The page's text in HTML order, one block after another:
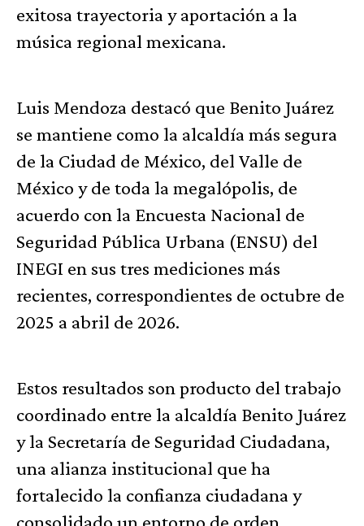
exitosa trayectoria y aportación a la
música regional mexicana.
Luis Mendoza destacó que Benito Juárez
se mantiene como la alcaldía más segura
de la Ciudad de México, del Valle de
México y de toda la megalópolis, de
acuerdo con la Encuesta Nacional de
Seguridad Pública Urbana (ENSU) del
INEGI en sus tres mediciones más
recientes, correspondientes de octubre de
2025 a abril de 2026.
Estos resultados son producto del trabajo
coordinado entre la alcaldía Benito Juárez
y la Secretaría de Seguridad Ciudadana,
una alianza institucional que ha
fortalecido la confianza ciudadana y